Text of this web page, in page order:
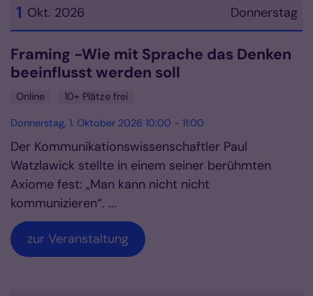
Donnerstag
1 Okt. 2026
Datum: 1. Oktober 2026
Framing -Wie mit Sprache das Denken
beeinflusst werden soll
Online 10+ Plätze frei
Donnerstag, 1. Oktober 2026 10:00 - 11:00
Der Kommunikationswissenschaftler Paul
Watzlawick stellte in einem seiner berühmten
Axiome fest: „Man kann nicht nicht
kommunizieren“. ...
zur Veranstaltung